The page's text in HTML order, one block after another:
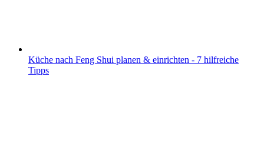
Küche nach Feng Shui planen & einrichten - 7 hilfreiche
Tipps